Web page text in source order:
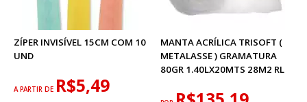
ZÍPER INVISÍVEL 15CM COM 10
UND
A PARTIR DE R$5,49
MANTA ACRÍLICA TRISOFT (
METALASSE ) GRAMATURA
80GR 1.40LX20MTS 28M2 RL